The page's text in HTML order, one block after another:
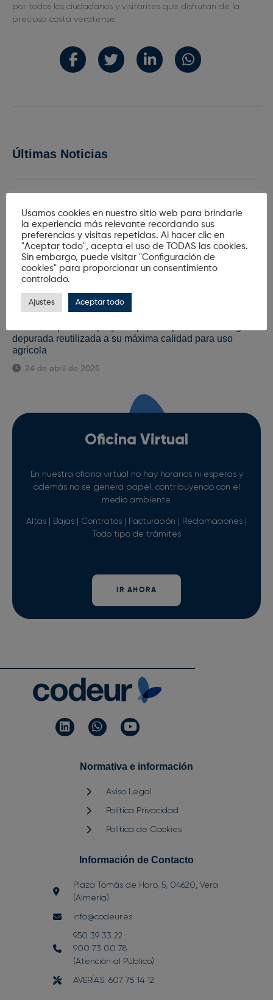
por todos los ciudadanos y visitantes que disfrutan de la
preciosa costa veratense.
Últimas Noticias
residuales de Vera con la instalación de un sistema de
desbaste de sólidos
7 de julio de 2026
ASA reúne al sector del agua en Almería por su 40
aniversario; Cuatro décadas cuidando del agua
1 de mayo de 2026
depurada reutilizada a su máxima calidad para uso
agrícola
24 de abril de 2026
Oficina Virtual
En nuestra oficina virtual no hay horarios ni esperas y
además no se genera papel, contribuyendo con el
medio ambiente.
Altas | Bajas | Contratos | Facturación | Reclamaciones |
Todo tipo de trámites
IR AHORA
Normativa e información
Aviso Legal
Política Privacidad
Política de Cookies
Información de Contacto
Plaza Tomás de Haro, 5, 04620, Vera
(Almería)
info@codeur.es
950 39 33 22
900 73 00 78
(Atención al Público)
AVERÍAS: 607 75 14 12
Usamos cookies en nuestro sitio web para brindarle
la experiencia más relevante recordando sus
preferencias y visitas repetidas. Al hacer clic en
"Aceptar todo", acepta el uso de TODAS las cookies.
Sin embargo, puede visitar "Configuración de
cookies" para proporcionar un consentimiento
controlado.
Ajustes Aceptar todo